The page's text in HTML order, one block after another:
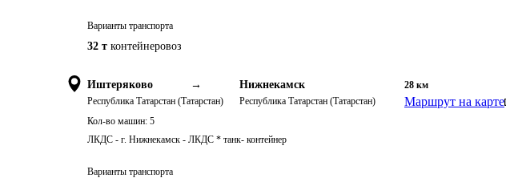
Варианты транспорта
32 т контейнеровоз
Иштеряково →
Республика Татарстан (Татарстан)
Нижнекамск
Республика Татарстан (Татарстан)
28 км
Маршрут на карте
Кол-во машин: 5
ЛКДС - г. Нижнекамск - ЛКДС * танк- контейнер
Варианты транспорта